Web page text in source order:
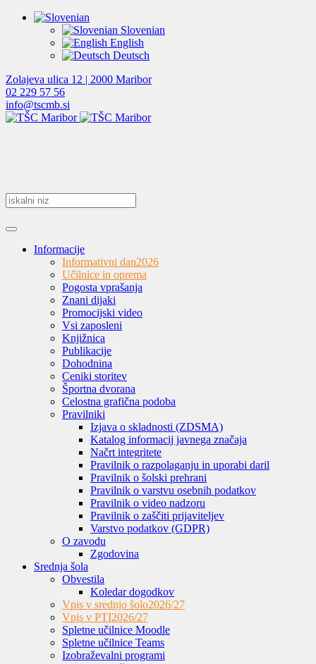
Slovenian
English
Deutsch
Zolajeva ulica 12 | 2000 Maribor
02 229 57 56
info@tscmb.si
Informacije
Informativni dan2026
Učilnice in oprema
Pogosta vprašanja
Znani dijaki
Promocijski video
Vsi zaposleni
Knjižnica
Publikacije
Dohodnina
Ceniki storitev
Športna dvorana
Celostna grafična podoba
Pravilniki
Izjava o skladnosti (ZDSMA)
Katalog informacij javnega značaja
Načrt integritete
Pravilnik o razpolaganju in uporabi daril
Pravilnik o šolski prehrani
Pravilnik o varstvu osebnih podatkov
Pravilnik o video nadzoru
Pravilnik o zaščiti prijaviteljev
Varstvo podatkov (GDPR)
O zavodu
Zgodovina
Srednja šola
Obvestila
Koledar dogodkov
Vpis v srednjo šolo2026/27
Vpis v PTI2026/27
Spletne učilnice Moodle
Spletne učilnice Teams
Izobraževalni programi